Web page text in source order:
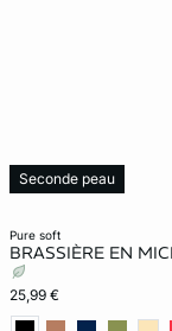
pure soft
BRASSIÈRE EN
25,99 €
Seconde peau